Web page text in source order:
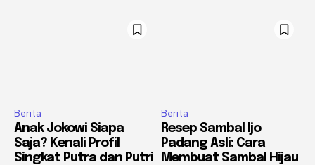
Berita
Anak Jokowi Siapa
Saja? Kenali Profil
Singkat Putra dan Putri
Berita
Resep Sambal Ijo
Padang Asli: Cara
Membuat Sambal Hijau